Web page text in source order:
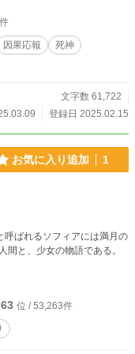
因果応報
死神
文字数 61,722
登録日 2025.02.15
お気に入り追加 1
ばれるソフィアには満月の
と、少女の物語である。
位 / 53,263件